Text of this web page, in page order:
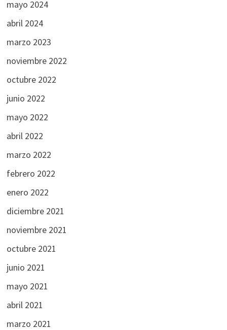
mayo 2024
abril 2024
marzo 2023
noviembre 2022
octubre 2022
junio 2022
mayo 2022
abril 2022
marzo 2022
febrero 2022
enero 2022
diciembre 2021
noviembre 2021
octubre 2021
junio 2021
mayo 2021
abril 2021
marzo 2021